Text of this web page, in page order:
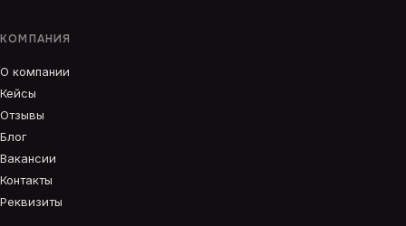
КОМПАНИЯ
О компании
Кейсы
Отзывы
Блог
Вакансии
Контакты
Реквизиты